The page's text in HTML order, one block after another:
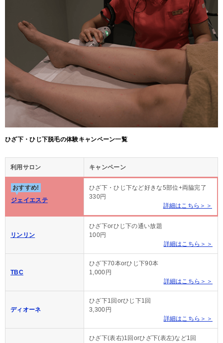
ひざ下・ひじ下脱毛の体験キャンペーン一覧
利用サロン キャンペーン
おすすめ!
ジェイエステ
ひざ下・ひじ下など好きな5部位+両脇完了
330円
詳細はこちら＞＞
リンリン
ひざ下orひじ下の通い放題
100円
詳細はこちら＞＞
TBC
ひざ下70本orひじ下90本
1,000円
詳細はこちら＞＞
ディオーネ
ひざ下1回orひじ下1回
3,300円
詳細はこちら＞＞
ひざ下(表右)1回orひざ下(表左)など1回